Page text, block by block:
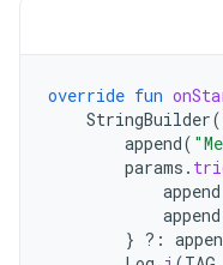
override fun
StringBuilder
append(
params .
append
append
} ?: